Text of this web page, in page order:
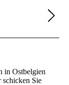
in Ostbelgien
Sie